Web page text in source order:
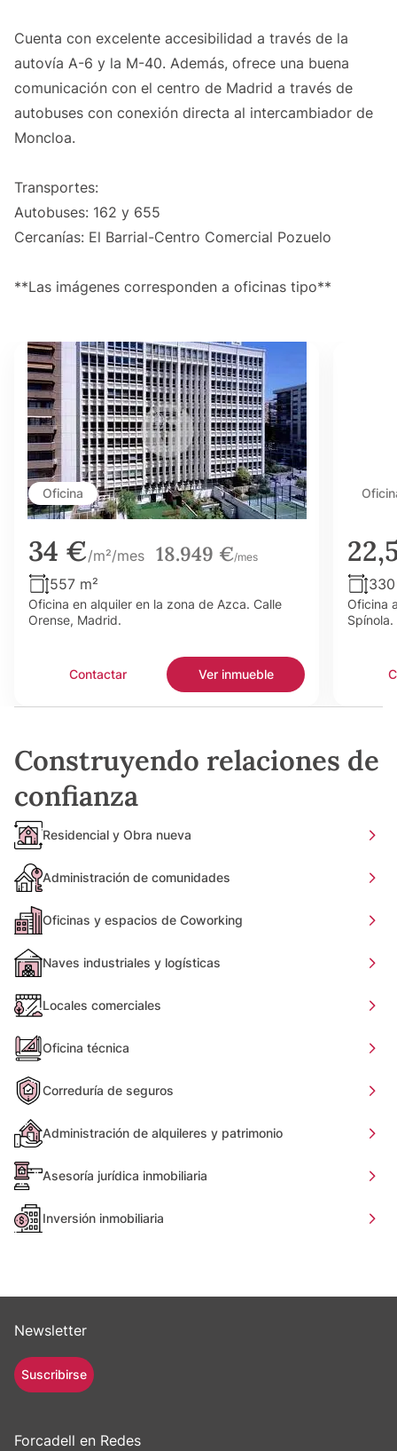
Cuenta con excelente accesibilidad a través de la
autovía A-6 y la M-40. Además, ofrece una buena
comunicación con el centro de Madrid a través de
autobuses con conexión directa al intercambiador de
Moncloa.
Transportes:
Autobuses: 162 y 655
Cercanías: El Barrial-Centro Comercial Pozuelo
**Las imágenes corresponden a oficinas tipo**
Oficina
34 €/m²/mes 18.949 €/mes
557 m²
Oficina en alquiler en la zona de Azca. Calle
Orense, Madrid.
Contactar Ver inmueble
Oficina
Spínola.
Construyendo relaciones de
confianza
Residencial y Obra nueva
Administración de comunidades
Oficinas y espacios de Coworking
Naves industriales y logísticas
Locales comerciales
Oficina técnica
Correduría de seguros
Administración de alquileres y patrimonio
Asesoría jurídica inmobiliaria
Inversión inmobiliaria
Newsletter
Suscribirse
Forcadell en Redes